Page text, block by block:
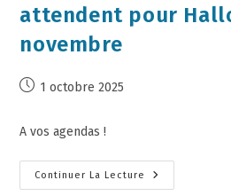
attendent pour
novembre
1 octobre 2025
A vos agendas !
Continuer La Lecture